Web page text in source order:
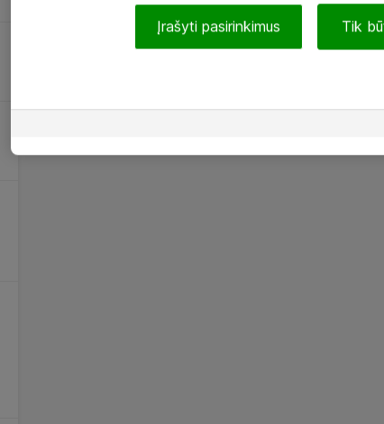
Įrašyti pasirinkimus Tik